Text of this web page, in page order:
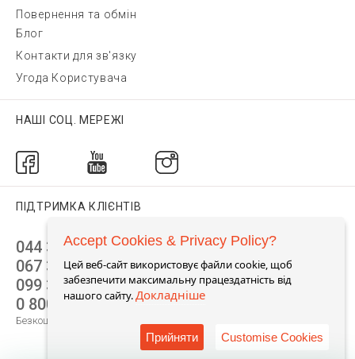
Повернення та обмін
Блог
Контакти для зв'язку
Угода Користувача
НАШІ СОЦ. МЕРЕЖІ
ПІДТРИМКА КЛІЄНТІВ
044 392 44 45
067 344 14 44 (viber)
099 399 23 80
0 800 305 805
Безкоштовно по Україні
Accept Cookies & Privacy Policy?
Цей веб-сайт використовує файли cookie, щоб
забезпечити максимальну працездатність від
нашого сайту.Докладніше
Прийняти Customise Cookies